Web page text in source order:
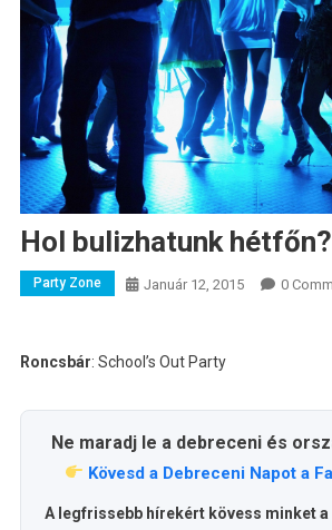
Hol bulizhatunk hétfőn?
Party Zone Január 12, 2015 0
Roncsbár: School’s Out Party
Ne maradj le a debreceni és
Kövesd a Debreceni Napot a
A legfrissebb hírekért kövess minket a